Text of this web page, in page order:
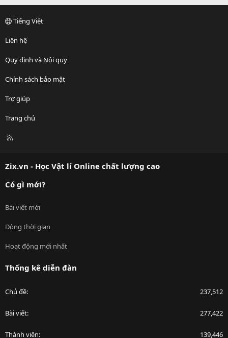
Tiếng Việt
Liên hệ
Quy định và Nội quy
Chính sách bảo mật
Trợ giúp
Trang chủ
R
Zix.vn - Học Vật lí Online chất lượng cao
Có gì mới?
Bài viết mới
Dòng thời gian
Hoạt động mới nhất
Thống kê diễn đàn
Chủ đề 237,512
Bài viết 277,422
Thành viên 139,446